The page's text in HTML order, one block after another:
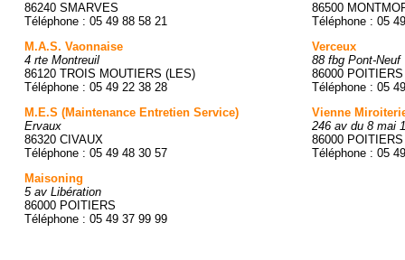
86240 SMARVES
Téléphone : 05 49 88 58 21
M.A.S. Vaonnaise
4 rte Montreuil
86120 TROIS MOUTIERS (LES)
Téléphone : 05 49 22 38 28
M.E.S (Maintenance Entretien Service)
Ervaux
86320 CIVAUX
Téléphone : 05 49 48 30 57
Maisoning
5 av Libération
86000 POITIERS
Téléphone : 05 49 37 99 99
86500
Téléphone : 05
Verceux
88 fbg Pont-Neuf
86000 POITIERS
Téléphone : 05
Vienne
246 av du 8 mai
86000 POITIERS
Téléphone : 05